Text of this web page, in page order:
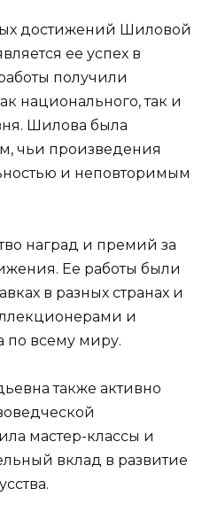
достижений Шиловой
ее успех в
получили
национального, так и
Шилова была
чьи произведения
и неповторимым
наград и премий за
Ее работы были
в разных странах и
и
по всему миру.
также активно
мастер-классы и
вклад в развитие